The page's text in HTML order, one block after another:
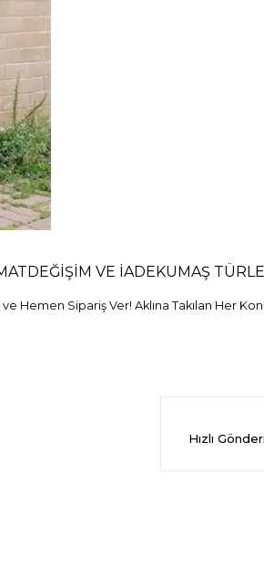
DEĞİŞİM VE İADEKUMAŞ
Sipariş Ver! Aklına Takılan Her
Hızlı